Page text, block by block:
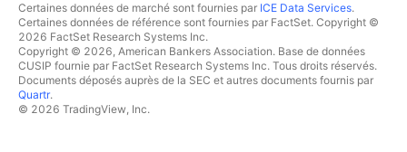
Certaines données de marché sont fournies par ICE Data Services.
Certaines données de référence sont fournies par FactSet. Copyright ©
2026 FactSet Research Systems Inc.
Copyright © 2026, American Bankers Association. Base de données
CUSIP fournie par FactSet Research Systems Inc. Tous droits réservés.
Documents déposés auprès de la SEC et autres documents fournis par
Quartr.
© 2026 TradingView, Inc.